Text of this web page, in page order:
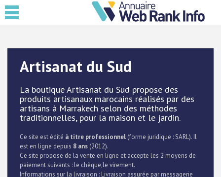
Artisanat du Sud
La boutique Artisanat du Sud propose des
produits artisanaux marocains réalisés par des
artisans à Marrakech selon des méthodes
traditionnelles, pour la maison et le jardin.
Ce site est édité à titre professionnel (forme juridique : SARL). Il
est en ligne depuis 8 ans (2012).
Ce site propose de la vente en ligne et accepte les 2 moyens de
paiement suivants : le chèque,le virement.
Informations sur la livraison : Livraison assurée par messagerie